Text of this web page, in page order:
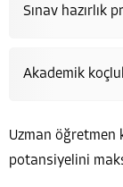
Sınav hazırlık
Akademik
Uzman öğretmen
potansiyelini